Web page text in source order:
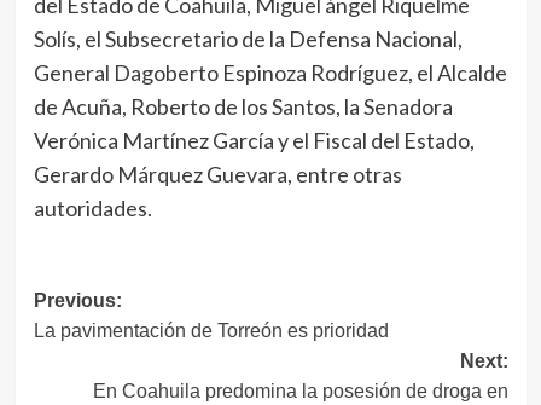
Solís, el Subsecretario de la Defensa Nacional,
General Dagoberto Espinoza Rodríguez, el Alcalde
de Acuña, Roberto de los Santos, la Senadora
Verónica Martínez García y el Fiscal del Estado,
Gerardo Márquez Guevara, entre otras
autoridades.
Navegación
de
entradas
Previous:
La pavimentación de Torreón es prioridad
Next:
En Coahuila predomina la posesión de droga en